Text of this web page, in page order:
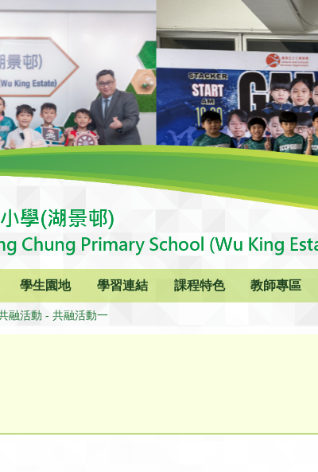
學生園地 學習連結 課程特色 教師專區
融活動 - 共融活動一